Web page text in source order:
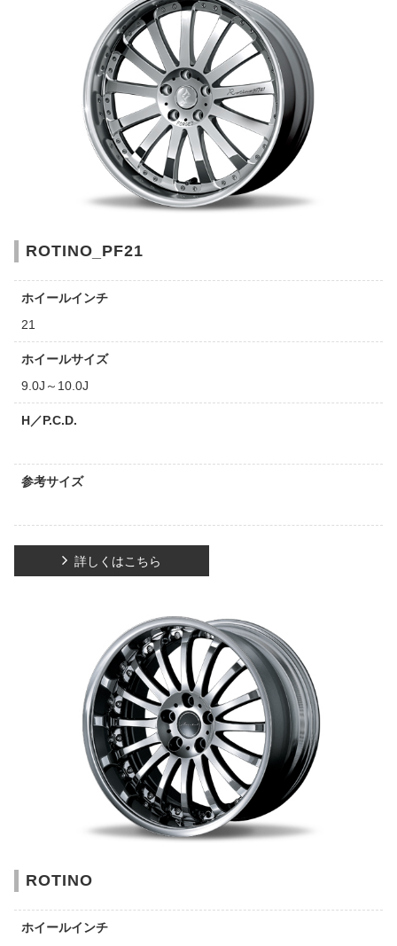
ROTINO_PF21
ホイールインチ
21
ホイールサイズ
9.0J～10.0J
H／P.C.D.
参考サイズ
詳しくはこちら
ROTINO
ホイールインチ